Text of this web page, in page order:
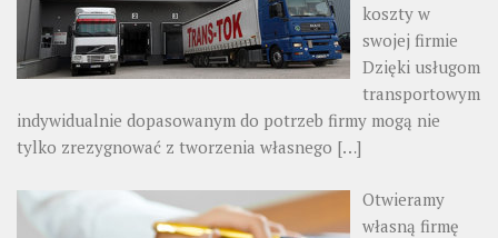
koszty w
swojej firmie
Dzięki usługom
transportowym
indywidualnie dopasowanym do potrzeb firmy mogą nie
tylko zrezygnować z tworzenia własnego […]
Otwieramy
własną firmę